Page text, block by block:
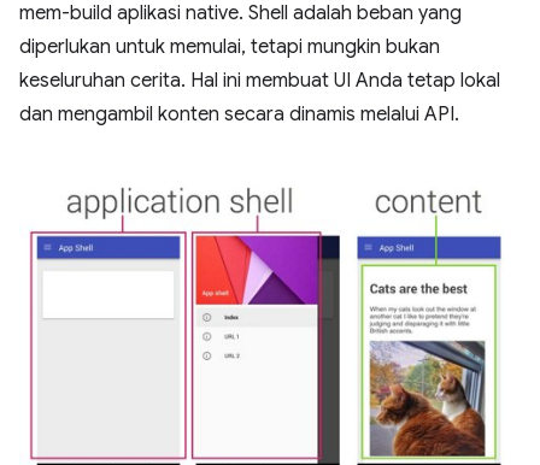
mem-build aplikasi native. Shell adalah beban yang
diperlukan untuk memulai, tetapi mungkin bukan
keseluruhan cerita. Hal ini membuat UI Anda tetap lokal
dan mengambil konten secara dinamis melalui API.